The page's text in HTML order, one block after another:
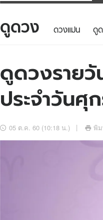
ข่าว
ข่าวบันเทิง
ข่าวกีฬา
ข่าวเศรษฐกิจ
อัปเดตจีน
เช็กข่าวชัวร์
ดูดวง ดวงแม่น ดู
ดูดวงรายวั
ประจำวัน
05 ต.ค. 60 (10:18 น.) พิ